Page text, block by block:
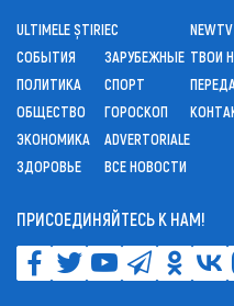
ULTIMELE ȘTIRI
СОБЫТИЯ
ПОЛИТИКА
ОБЩЕСТВО
ЭКОНОМИКА
ЗДОРОВЬЕ
ЕС
ЗАРУБЕЖНЫЕ
СПОРТ
ГОРОСКОП
ADVERTORIALE
ВСЕ НОВОСТИ
ТВОИ
ПРИСОЕДИНЯЙТЕСЬ К НАМ!